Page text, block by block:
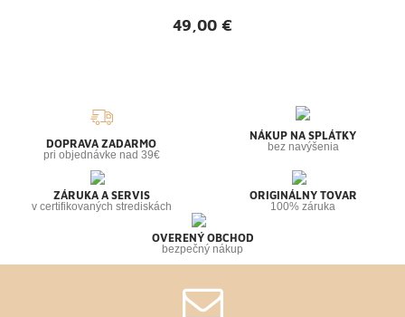
49,00 €
DOPRAVA ZADARMO
pri objednávke nad 39€
NÁKUP NA SPLÁTKY
bez navýšenia
ZÁRUKA A SERVIS
v certifikovaných strediskách
ORIGINÁLNY TOVAR
100% záruka
OVERENÝ OBCHOD
bezpečný nákup